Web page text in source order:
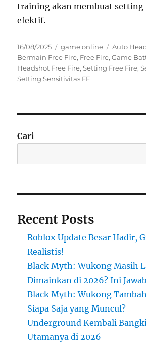
training akan membuat setting
efektif.
Posted
on
16/08/2025 Categories
game online Tags
Auto
Bermain Free Fire, Free Fire,Game
Headshot Free Fire,Setting Free Fire,
Setting Sensitivitas FF
Cari
Recent Posts
Roblox Update Besar Hadir,
Realistis!
Black Myth: Wukong Masih
Dimainkan di 2026? Ini
Black Myth: Wukong
Siapa Saja yang Muncul?
Underground Kembali
Utamanya di 2026